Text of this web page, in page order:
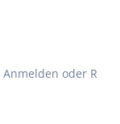
Anmelden oder R